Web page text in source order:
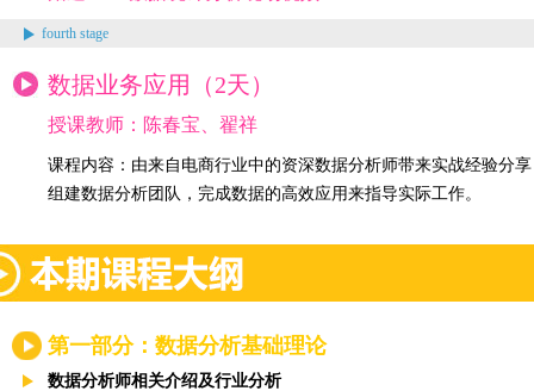
fourth stage
数据业务应用（2天）
授课教师：陈春宝、翟祥
课程内容：由来自电商行业中的资深数据分析师带来实战经验分
组建数据分析团队，完成数据的高效应用来指导实际工作。
第一部分：数据分析基础理论
数据分析师相关介绍及行业分析